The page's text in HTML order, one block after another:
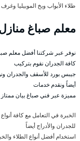
طلاء الأبواب وبخ الموبيليا
معلم صباغ
نوفر عبر شركتنا أفضل معلم
كافة الجدران نقوم بتركيب
جيبس بورد للأسقف والجدران
أيضاً ونقدم خدمات
مميزة عبر فني صباغ بيان ممتاز
الخبرة في التعامل مع كافة
للجدران والأدراج أيضاً
استخدام أفضل أنواع الطلاء